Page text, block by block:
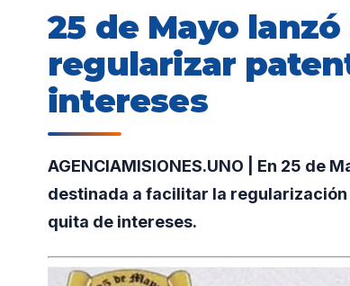
25 de Mayo
regularizar
intereses
AGENCIAMISIONES.UNO | En 25 de
destinada a facilitar la
quita de intereses.